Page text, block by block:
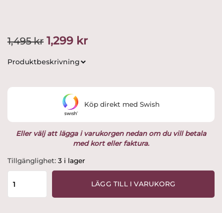
Värdering
1,495kr Det
ursprungliga
var:
1,495 kr.
1,299 krDet
1,299 kr.
Produktbeskrivning
Eller välj att lägga i varukorgen nedan om du vill betala
med kort eller faktura.
Tillgänglighet: 3 i lager
Arabia
-
Emilia
st
LÄGG TILL I VARUKORG
Köp direkt med Swish